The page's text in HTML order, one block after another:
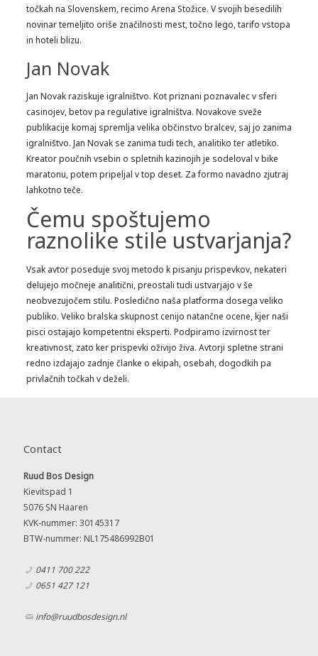
točkah na Slovenskem, recimo Arena Stožice. V svojih besedilih
novinar temeljito oriše značilnosti mest, točno lego, tarifo vstopa
in hoteli blizu.
Jan Novak
Jan Novak raziskuje igralništvo. Kot priznani poznavalec v sferi
casinojev, betov pa regulative igralništva. Novakove sveže
publikacije komaj spremlja velika občinstvo bralcev, saj jo zanima
igralništvo. Jan Novak se zanima tudi tech, analitiko ter atletiko.
Kreator poučnih vsebin o spletnih kazinojih je sodeloval v bike
maratonu, potem pripeljal v top deset. Za formo navadno zjutraj
lahkotno teče.
Čemu spoštujemo
raznolike stile ustvarjanja?
Vsak avtor poseduje svoj metodo k pisanju prispevkov, nekateri
delujejo močneje analitični, preostali tudi ustvarjajo v še
neobvezujočem stilu. Posledično naša platforma dosega veliko
publiko. Veliko bralska skupnost cenijo natančne ocene, kjer naši
pisci ostajajo kompetentni eksperti. Podpiramo izvirnost ter
kreativnost, zato ker prispevki oživijo živa. Avtorji spletne strani
redno izdajajo zadnje članke o ekipah, osebah, dogodkih pa
privlačnih točkah v deželi.
Contact
Ruud Bos Design
Kievitspad 1
5076 SN Haaren
KVK-nummer: 30145317
BTW-nummer: NL175486992B01
0411 700 222
0651 427 121
info@ruudbosdesign.nl